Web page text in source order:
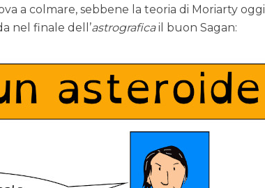
a colmare, sebbene la teoria di Moriarty oggi
nel finale dell’astrograficail buon Sagan: